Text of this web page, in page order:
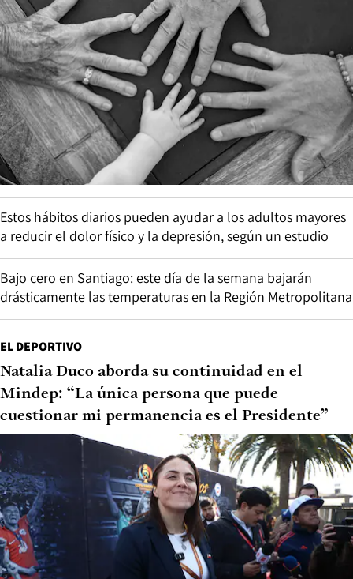
Estos hábitos diarios pueden ayudar a los adultos mayores
a reducir el dolor físico y la depresión, según un estudio
Bajo cero en Santiago: este día de la semana bajarán
drásticamente las temperaturas en la Región Metropolitana
EL DEPORTIVO
Natalia Duco aborda su continuidad en el
Mindep: “La única persona que puede
cuestionar mi permanencia es el Presidente”